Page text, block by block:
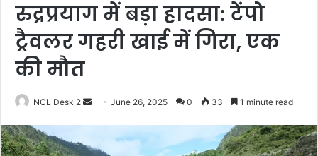
रुद्रप्रयाग में बड़ा हादसा: टेंपो
ट्रैवलर गहरी खाई में गिरा, एक
की मौत
NCL Desk 2
d
June 26, 2025 0 33 1 minute read